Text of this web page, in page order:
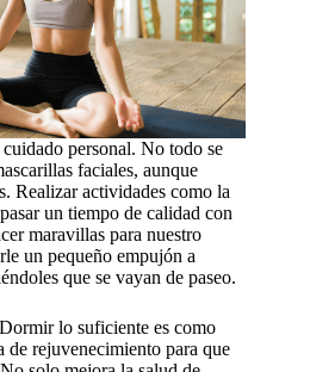
personal. No todo se
faciales, aunque
Realizar actividades como la
un tiempo de calidad con
maravillas para nuestro
un pequeño empujón a
que se vayan de paseo.
lo suficiente es como
de rejuvenecimiento para que